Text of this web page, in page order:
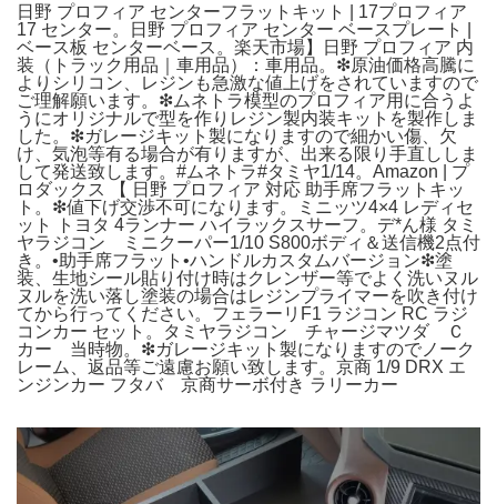
日野 プロフィア センターフラットキット | 17プロフィア
17 センター。日野 プロフィア センター ベースプレート |
ベース板 センターベース。楽天市場】日野 プロフィア 内
装（トラック用品｜車用品）：車用品。❇原油価格高騰に
よりシリコン、レジンも急激な値上げをされていますので
ご理解願います。❇ムネトラ模型のプロフィア用に合うよ
うにオリジナルで型を作りレジン製内装キットを製作しま
した。❇ガレージキット製になりますので細かい傷、欠
け、気泡等有る場合が有りますが、出来る限り手直ししま
して発送致します。#ムネトラ#タミヤ1/14。Amazon | プ
ロダックス 【 日野 プロフィア 対応 助手席フラットキッ
ト。❇値下げ交渉不可になります。ミニッツ4×4 レディセ
ット トヨタ 4ランナー ハイラックスサーフ。デ*ん様 タミ
ヤラジコン ミニクーパー1/10 S800ボディ＆送信機2点付
き。•助手席フラット•ハンドルカスタムバージョン❇塗
装、生地シール貼り付け時はクレンザー等でよく洗いヌル
ヌルを洗い落し塗装の場合はレジンプライマーを吹き付け
てから行ってください。フェラーリF1 ラジコン RC ラジ
コンカー セット。タミヤラジコン チャージマツダ Ｃ
カー 当時物。❇ガレージキット製になりますのでノーク
レーム、返品等ご遠慮お願い致します。京商 1/9 DRX エ
ンジンカー フタバ 京商サーボ付き ラリーカー